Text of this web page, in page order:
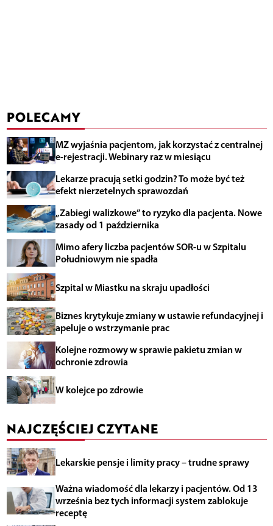
POLECAMY
MZ wyjaśnia pacjentom, jak korzystać z centralnej
e-rejestracji. Webinary raz w miesiącu
Lekarze pracują setki godzin? To może być też
efekt nierzetelnych sprawozdań
„Zabiegi walizkowe” to ryzyko dla pacjenta. Nowe
zasady od 1 października
Mimo afery liczba pacjentów SOR-u w Szpitalu
Południowym nie spadła
Szpital w Miastku na skraju upadłości
Biznes krytykuje zmiany w ustawie refundacyjnej i
apeluje o wstrzymanie prac
Kolejne rozmowy w sprawie pakietu zmian w
ochronie zdrowia
W kolejce po zdrowie
NAJCZĘŚCIEJ CZYTANE
Lekarskie pensje i limity pracy – trudne sprawy
Ważna wiadomość dla lekarzy i pacjentów. Od 13
września bez tych informacji system zablokuje
receptę